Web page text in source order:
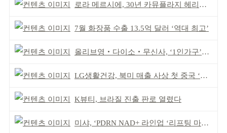
로라 메르시에, 30년 카뮤플라지 헤리티지 담아
7월 화장품 수출 13.5억 달러 ‘역대 최고’
올리브영‧다이소‧무신사, ‘1인가구’가 이끈다
LG생활건강, 북미 매출 사상 첫 중국 ‘추월’
K뷰티, 브라질 진출 판로 열렸다
미샤, ‘PDRN NAD+ 라인업 ‘리프팅 마스크’ 출시